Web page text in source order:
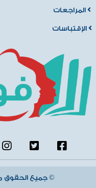
المراجعات
الإقتباسات
جميع الحقوق محفوظة لدي مكتبة فور ريد ©